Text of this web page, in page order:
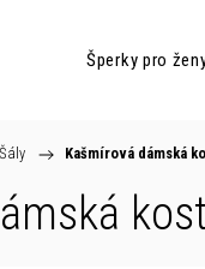
Šperky pro
Šály / Kašmírová dámská